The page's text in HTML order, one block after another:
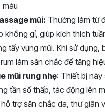
máu
mũi: Thường làm từ
không gỉ, giúp kích thích
tấy vùng mũi. Khi sử dụng,
làm săn chắc để tăng
mũi rung nhẹ: Thiết bị này
tần số thấp, tác động lên
trợ săn chắc da, thư giãn